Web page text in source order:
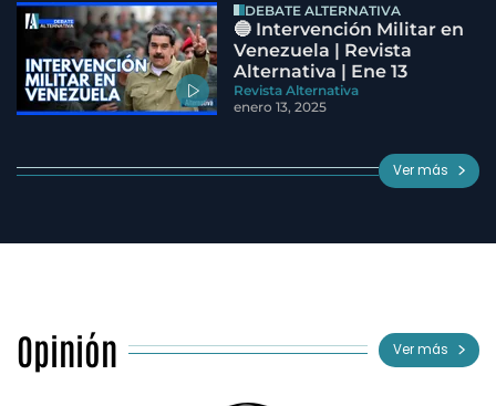
DEBATE ALTERNATIVA
🔵 Intervención Militar en
Venezuela | Revista
Alternativa | Ene 13
Revista Alternativa
enero 13, 2025
Ver más
Opinión Ver más